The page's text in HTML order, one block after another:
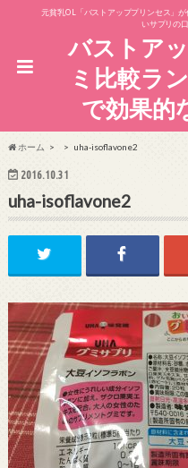
元貧乳OL「バストアッププリンセス」
いサプリの
バストア
ミ比較ラ
で効果的
ホーム uha-isoflavone2
2016.10.31
uha-isoflavone2